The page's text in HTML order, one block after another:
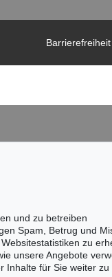
Barrierefreiheit
und zu betreiben
Spam, Betrug und
zu
unsere Angebote
für Sie weiter zu